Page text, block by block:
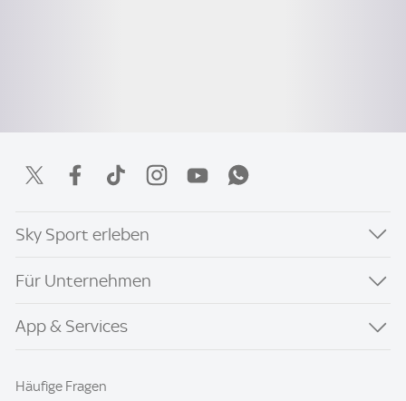
Sky Sport erleben
Für Unternehmen
App & Services
Häufige Fragen